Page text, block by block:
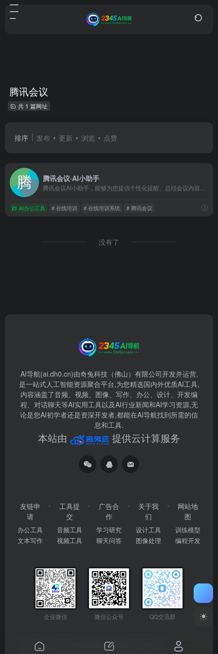
腾讯会议
共 1 篇网址
排序 发布 更新 浏览 点赞
腾讯会议·AI小助手
AI办公工具 # 在线培训 # 在线培训系统 # 腾讯会议
没有了
AI导航(ai.dh0.cn)由奇兔科技（佛山）有限公司开发并运营,
是一站式人工智能资源聚合平台,为您精选国内外优质AI工具,
内容涵盖了音频、视频、图像、写作、办公、设计、开发编
程、对话聊天等AI实用工具以及AI行业新闻和AI学习资源,无
论是您AI初学者还是资深开发者,都能在AI导航找到所需的信
息和工具.
本站由 提供云计算服务
友链申
请
办公工具
文本写作
工具提
交
音频工具
视频工具
广告合
作
学习研究
聊天问答
关于我
们
设计工具
图像处理
网站地
图
训练模型
编程开发
企业微信 微信公众号 QQ交流群
Copyright © 2026 粤ICP备2024177666号